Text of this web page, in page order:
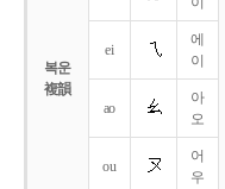
복운
複韻
ei
에
이
ao
아
오
ou
어
우